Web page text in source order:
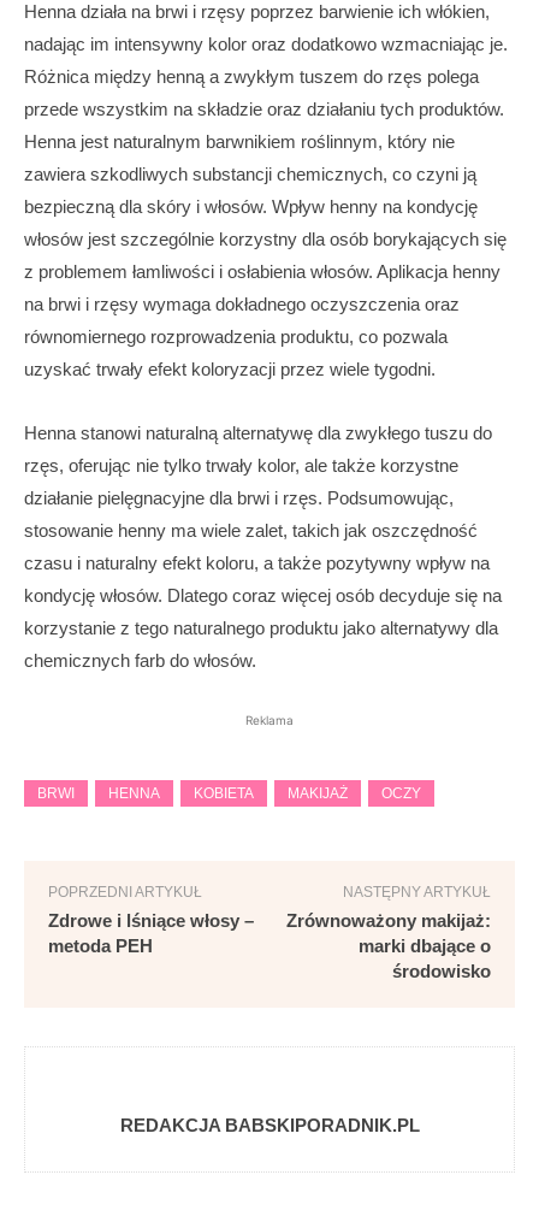
Henna działa na brwi i rzęsy poprzez barwienie ich włókien,
nadając im intensywny kolor oraz dodatkowo wzmacniając je.
Różnica między henną a zwykłym tuszem do rzęs polega
przede wszystkim na składzie oraz działaniu tych produktów.
Henna jest naturalnym barwnikiem roślinnym, który nie
zawiera szkodliwych substancji chemicznych, co czyni ją
bezpieczną dla skóry i włosów. Wpływ henny na kondycję
włosów jest szczególnie korzystny dla osób borykających się
z problemem łamliwości i osłabienia włosów. Aplikacja henny
na brwi i rzęsy wymaga dokładnego oczyszczenia oraz
równomiernego rozprowadzenia produktu, co pozwala
uzyskać trwały efekt koloryzacji przez wiele tygodni.
Henna stanowi naturalną alternatywę dla zwykłego tuszu do
rzęs, oferując nie tylko trwały kolor, ale także korzystne
działanie pielęgnacyjne dla brwi i rzęs. Podsumowując,
stosowanie henny ma wiele zalet, takich jak oszczędność
czasu i naturalny efekt koloru, a także pozytywny wpływ na
kondycję włosów. Dlatego coraz więcej osób decyduje się na
korzystanie z tego naturalnego produktu jako alternatywy dla
chemicznych farb do włosów.
Reklama
BRWI HENNA KOBIETA MAKIJAŻ OCZY
POPRZEDNI ARTYKUŁ
Zdrowe i lśniące włosy –
metoda PEH
NASTĘPNY ARTYKUŁ
Zrównoważony makijaż:
marki dbające o
środowisko
REDAKCJA BABSKIPORADNIK.PL